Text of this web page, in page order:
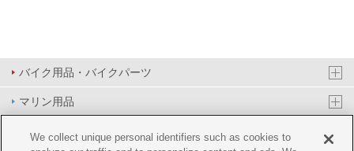
バイク用品・バイクパーツ
マリン用品
PAS/YPJ用品
We collect unique personal identifiers such as cookies to